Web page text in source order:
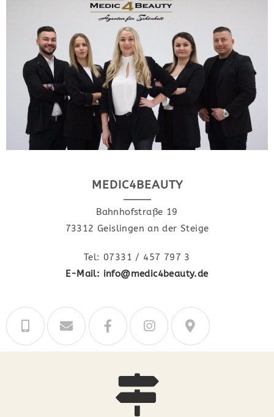
MEDIC4BEAUTY
Bahnhofstraße 19
73312 Geislingen an der Steige
Tel: 07331 / 457 797 3
E-Mail: info@medic4beauty.de